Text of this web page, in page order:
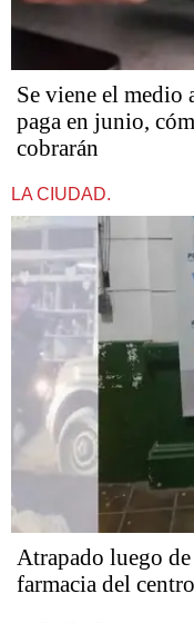
Se viene el medio
paga en junio,
cobrarán
LA CIUDAD.
Atrapado luego
farmacia del centro